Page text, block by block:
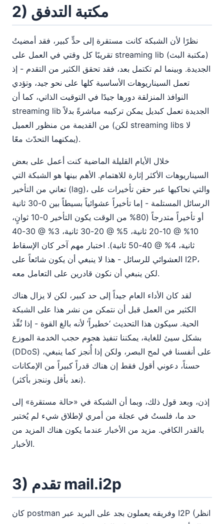
2) مكتبة التدفق
نظرًا لأن الشبكة كانت مستقرة إلى حدٍّ كبير، فقد أمضيتُ
تقريبًا كل وقتي في العمل على streaming lib (مكتبة البث)
الجديدة. وبينما لم تكتمل بعد، فقد تحقق الكثير من التقدم - إذ
تعمل السيناريوهات الأساسية كلها على نحو جيد، وتؤدي
النوافذ المنزلقة دورها جيدًا في التوقيت الذاتي، كما أن
streaming lib الجديدة تعمل كبديل يمكن تركيبه مباشرةً بدلاً
من القديمة من منظور العميل (لكن streaming libs لا
يمكنهما التحدّث معًا).
خلال الأيام القليلة الماضية كنت أعمل على بعض
السيناريوهات الأكثر إثارة للاهتمام. الأهم بينها هو الشبكة التي
تعاني من التأخير (lag)، والتي نحاكيها عبر حقن تأخيرات على
الرسائل المستلمة - إما تأخيراً عشوائياً بسيطاً بين 0-30 ثانية
أو تأخيراً متدرجاً (80% من الوقت يكون التأخير 0-10 ثوانٍ،
10% @ 10-20 ثانية، 5% @ 20-30 ثانية، 3% @ 30-40
ثانية، 4% @ 40-50 ثانية). اختبار مهم آخر كان الإسقاط
العشوائي للرسائل - هذا لا ينبغي أن يكون شائعاً على I2P،
لكن ينبغي أن نكون قادرين على التعامل معه.
لقد كان الأداء العام جيداً إلى حد كبير، لكن لا يزال هناك
الكثير من العمل قبل أن نتمكن من نشر هذا على الشبكة
الحية. سيكون هذا التحديث ‘خطيراً’ لأنه بالغ القوة - إذا نُفِّذ
بشكل سيئ للغاية، يمكننا تنفيذ هجوم حجب الخدمة الموزع
(DDoS) على أنفسنا في لمح البصر، ولكن إذا أُنجز كما ينبغي،
حسناً، دعوني أقول فقط إن هناك قدراً كبيراً من الإمكانات
(نعد بأقل وننجز بأكثر).
إذن، وبعد قول ذلك، وبما أن الشبكة في «حالة مستقرة» إلى
حد ما، فلستُ في عجلة من أمري لإطلاق شيء لم يُختبر
بالقدر الكافي. مزيد من الأخبار عندما يكون هناك المزيد من
الأخبار.
3) تقدم mail.i2p
كان postman وفريقه يعملون بجد على البريد عبر I2P (انظر